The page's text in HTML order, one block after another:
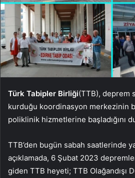
Türk Tabipler Birliği(TTB), deprem
kurduğu koordinasyon merkezinin
poliklinik hizmetlerine başladığını
TTB’den bugün sabah saatlerinde
açıklamada, 6 Şubat 2023
giden TTB heyeti; TTB Olağandışı